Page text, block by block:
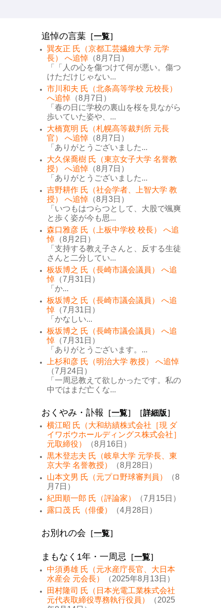
追悼の言葉 ［一覧］
巽友正 氏（京都工芸繊維大学 元学
長） へ追悼 （8月7日）
「「人の心を傷つけて何が悪い。傷つ
けただけじゃない...
市川和夫 氏（北条高等学校 元校長）
へ追悼 （8月7日）
「春の日に学校の裏山を桜を見ながら
歩いていた姿や、...
大橋寛明 氏（札幌高等裁判所 元長
官） へ追悼 （8月7日）
「ありがとうございました...
大久保喬樹 氏（東京女子大学 名誉教
授） へ追悼 （8月7日）
「ありがとうございました...
吉野耕作 氏（社会学者、上智大学 教
授） へ追悼 （8月3日）
「いつもはつらつとして、大股で颯爽
と歩く姿が今も思...
森口雅彦 氏（上板中学校 校長） へ追
悼 （8月2日）
「支持する教え子さんと、反する生徒
さんと二分してい...
板坂博之 氏（長崎市議会議員） へ追
悼 （7月31日）
「か...
板坂博之 氏（長崎市議会議員） へ追
悼 （7月31日）
「かなしい...
板坂博之 氏（長崎市議会議員） へ追
悼 （7月31日）
「ありがとうございます。...
上杉和彦 氏（明治大学 教授） へ追悼
（7月24日）
「一周忌教えて欲しかったです。私の
中ではまだ亡くな...
おくやみ・訃報 ［一覧］［詳細版］
横江昭 氏（大和紡績株式会社［現 ダ
イワボウホールディングス株式会社］
元取締役）
（8月16日）
黒木登志夫 氏（岐阜大学 元学長、東
京大学 名誉教授）
（8月28日）
山本文男 氏（元プロ野球審判員）
（8
月7日）
紀田順一郎 氏（評論家）
（7月15日）
露口茂 氏（俳優）
（4月28日）
お別れの会 ［一覧］
まもなく1年・一周忌 ［一覧］
中須勇雄 氏（元水産庁長官、大日本
水産会 元会長）
（2025年8月13日）
田村隆司 氏（日本光電工業株式会社
元代表取締役専務執行役員）
（2025